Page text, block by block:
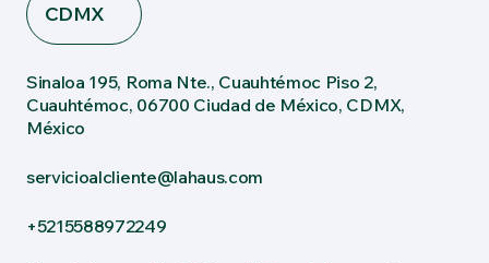
CDMX
Sinaloa 195, Roma Nte., Cuauhtémoc Piso 2,
Cuauhtémoc, 06700 Ciudad de México, CDMX,
México
servicioalcliente@lahaus.com
+5215588972249